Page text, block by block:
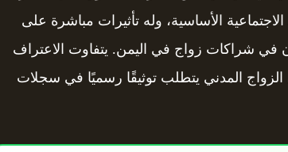
الأساسية، وله تأثيرات مباشرة على
في شراكات زواج في اليمن. يتفاوت الاعتراف
الزواج المدني يتطلب توثيقًا رسميًا في سجلات